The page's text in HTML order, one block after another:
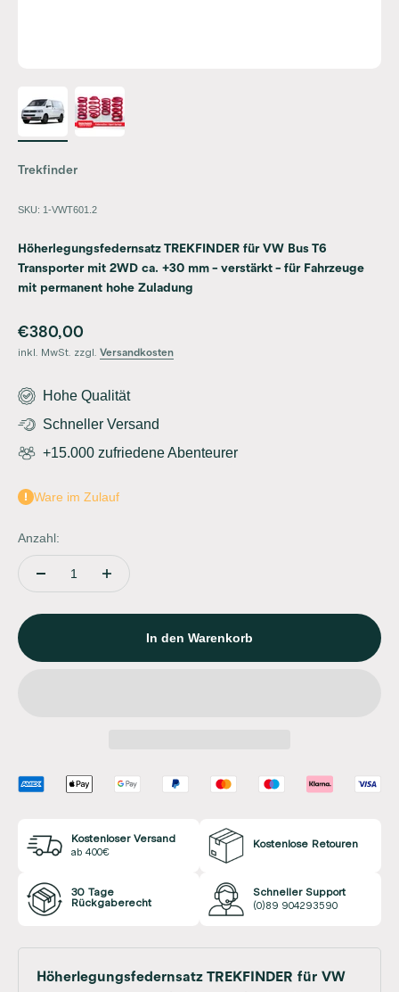
Trekfinder
SKU: 1-VWT601.2
Höherlegungsfedernsatz TREKFINDER für VW Bus T6
Transporter mit 2WD ca. +30 mm - verstärkt - für Fahrzeuge
mit permanent hohe Zuladung
Angebot
€380,00
inkl. MwSt. zzgl. Versandkosten
Hohe Qualität
Schneller Versand
+15.000 zufriedene Abenteurer
Ware im Zulauf
Anzahl:
In den Warenkorb
Kostenloser Versand
ab 400€
Kostenlose Retouren
30 Tage
Rückgaberecht
Schneller Support
(0)89 904293590
Höherlegungsfedernsatz TREKFINDER für VW